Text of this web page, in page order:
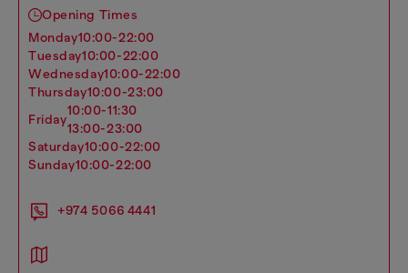
Opening Times
monday10:00-22:00
tuesday10:00-22:00
wednesday10:00-22:00
thursday10:00-23:00
friday
10:00-11:30
13:00-23:00
saturday10:00-22:00
sunday10:00-22:00
+974 5066 4441